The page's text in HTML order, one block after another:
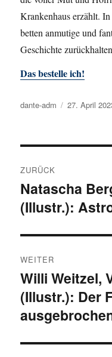
Krankenhaus erzählt.
betten anmutige und
Geschichte
Das bestelle ich!
Autor
dante-adm
Veröffentlicht
27. April
ZURÜCK
Vorheriger
Beitrag:
Natascha
(Illustr.):
WEITER
Nächster
Beitrag:
Willi Weitzel,
(Illustr.): Der